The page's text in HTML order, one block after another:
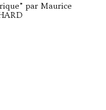
par Maurice